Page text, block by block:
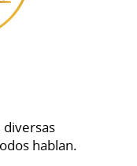
hablan.